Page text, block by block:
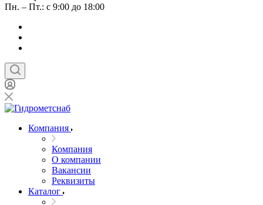
Пн. – Пт.: с 9:00 до 18:00
Компания
Компания
О компании
Вакансии
Реквизиты
Каталог